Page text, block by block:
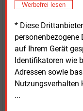
Werbefrei lesen
* Diese
auf Ihrem Gerät
Identifikatoren wie
Adressen sowie
Nutzungsverhalten
...
nur €8.93